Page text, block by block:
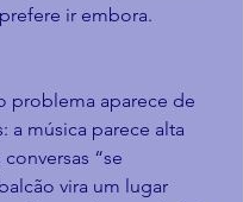
ir embora.
problema aparece de
a música parece alta
“se
vira um lugar